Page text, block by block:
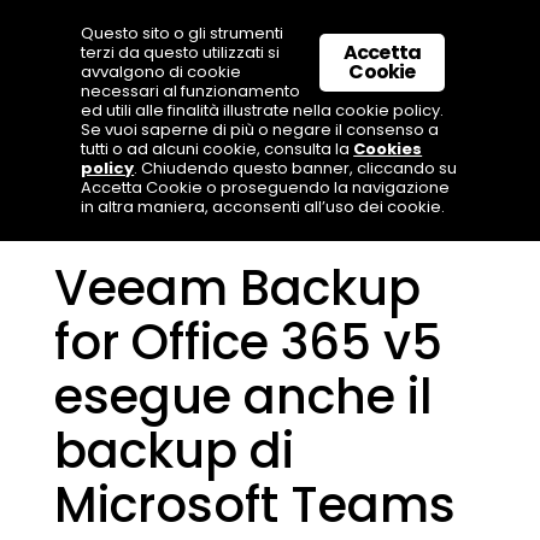
Veeam Backup
for Office 365 v5
esegue anche il
backup di
Microsoft Teams
Accetta
Cookie
Questo sito o gli strumenti
terzi da questo utilizzati si
avvalgono di cookie
necessari al funzionamento
ed utili alle finalità illustrate nella cookie policy.
Se vuoi saperne di più o negare il consenso a
tutti o ad alcuni cookie, consulta la Cookies
policy. Chiudendo questo banner, cliccando su
Accetta Cookie o proseguendo la navigazione
in altra maniera, acconsenti all’uso dei cookie.